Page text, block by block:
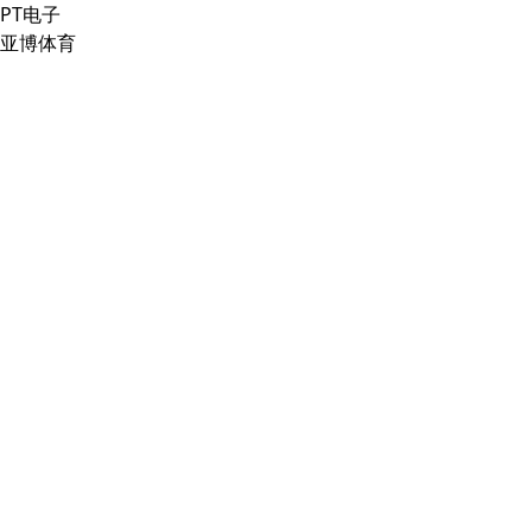
PT电子
亚博体育